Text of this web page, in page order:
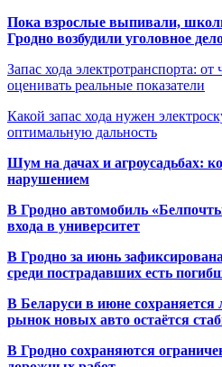
Пока взрослые выпивали,
Гродно возбудили уголовное
Запас хода электротранспорта: от
оценивать реальные показатели
Какой запас хода нужен
оптимальную дальность
Шум на дачах и агроусадьбах:
нарушением
В Гродно автомобиль
входа в университет
В Гродно за июнь
среди пострадавших есть
В Беларуси в июне сохраняется
рынок новых авто остаётся
В Гродно сохраняются